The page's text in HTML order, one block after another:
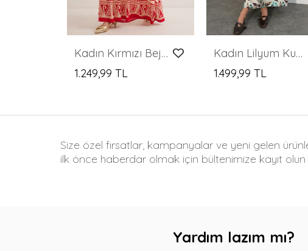
Kadın Kırmızı Bej Viskon Tesettür Elbise 2423
1.249,99 TL
Kadın Lilyum Kumaş Uzun Tesettür Elbise 2593 - Turkuaz
1.499,99 TL
Size özel fırsatlar, kampanyalar ve yeni gelen
ilk önce haberdar olmak için bültenimize kayıt olun
Yardım lazım mı?